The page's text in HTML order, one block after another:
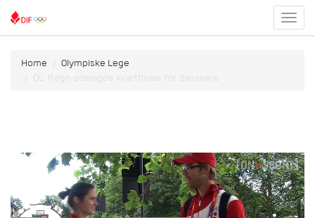
menu
Home
Olympiske Lege
OL: Regn ødelagde kvartfinale for danskere